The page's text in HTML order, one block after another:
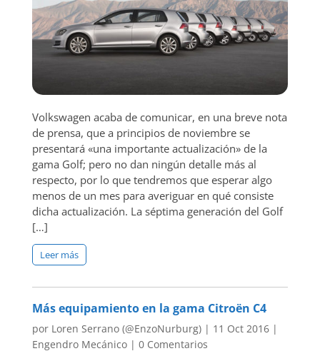
Volkswagen acaba de comunicar, en una breve nota
de prensa, que a principios de noviembre se
presentará «una importante actualización» de la
gama Golf; pero no dan ningún detalle más al
respecto, por lo que tendremos que esperar algo
menos de un mes para averiguar en qué consiste
dicha actualización. La séptima generación del Golf
[…]
Leer más
Más equipamiento en la gama Citroën C4
por Loren Serrano (@EnzoNurburg)| 11 Oct 2016|
Engendro Mecánico| 0 Comentarios